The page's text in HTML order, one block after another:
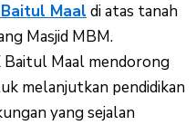
Maal di atas tanah
Masjid MBM.
Maal mendorong
melanjutkan pendidikan
yang sejalan